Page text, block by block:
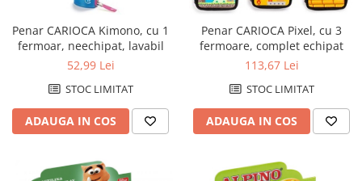
Accesorii protocol
Ambalare
Articole pentru menaj
Becuri si prelungitoare
Benzi adezive speciale
Cosuri gunoi pentru birou
Penar CARIOCA Kimono, cu 1
fermoar, neechipat, lavabil
52,99 Lei
STOC LIMITAT
ADAUGA IN COS
Penar CARIOCA Pixel, cu 3
fermoare, complet echipat
113,67 Lei
STOC LIMITAT
ADAUGA IN COS